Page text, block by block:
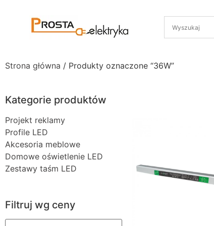
Strona główna / Produkty oznaczone “36W”
Kategorie produktów
Projekt reklamy
Profile LED
Akcesoria meblowe
Domowe oświetlenie LED
Zestawy taśm LED
Filtruj wg ceny